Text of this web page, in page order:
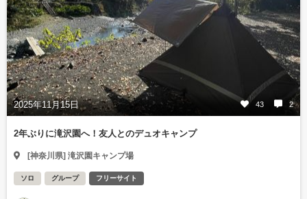
2025年11月15日 43 2
2年ぶりに滝沢園へ！友人とのデュオキャンプ
[神奈川県] 滝沢園キャンプ場
ソロ グループ フリーサイト